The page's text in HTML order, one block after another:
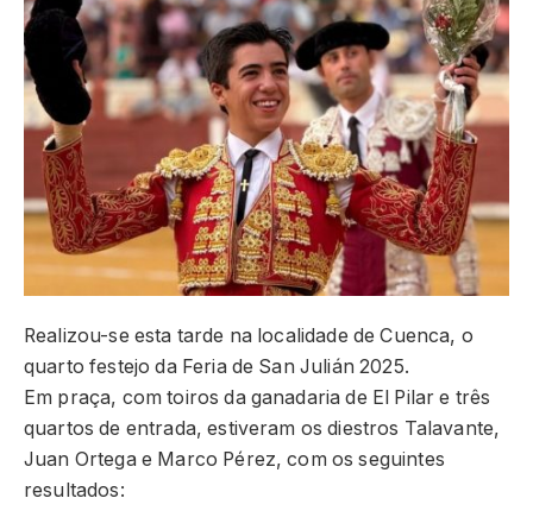
Realizou-se esta tarde na localidade de Cuenca, o
quarto festejo da Feria de San Julián 2025.
Em praça, com toiros da ganadaria de El Pilar e três
quartos de entrada, estiveram os diestros Talavante,
Juan Ortega e Marco Pérez, com os seguintes
resultados: